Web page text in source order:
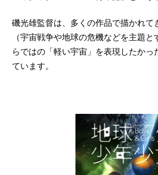
磯光雄監督は、多くの作品で描かれて
（宇宙戦争や地球の危機などを主題
らではの「軽い宇宙」を表現したかっ
ています。